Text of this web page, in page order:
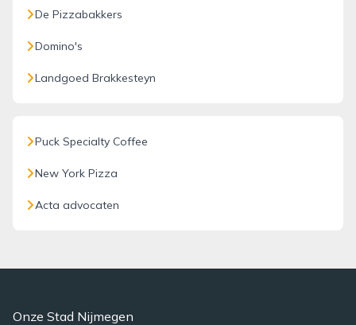
De Pizzabakkers
Domino's
Landgoed Brakkesteyn
Puck Specialty Coffee
New York Pizza
Acta advocaten
Onze Stad Nijmegen